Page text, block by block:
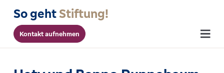
So gehtStiftung!
Kontakt aufnehmen Menu